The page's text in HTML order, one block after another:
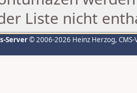
Liste nicht
Server© 2006-2026 Heinz Herzog,